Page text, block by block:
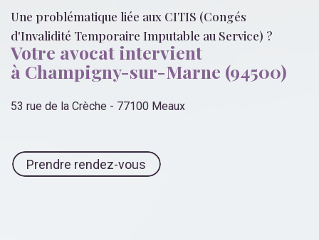
Une problématique liée aux CITIS (Congés
d'Invalidité Temporaire Imputable au Service) ?
Votre avocat intervient
à Champigny-sur-Marne (94500)
53 rue de la Crèche - 77100 Meaux
Prendre rendez-vous